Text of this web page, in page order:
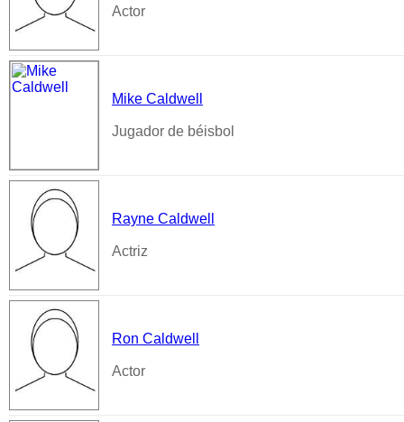
Actor
Mike Caldwell
Jugador de béisbol
Rayne Caldwell
Actriz
Ron Caldwell
Actor